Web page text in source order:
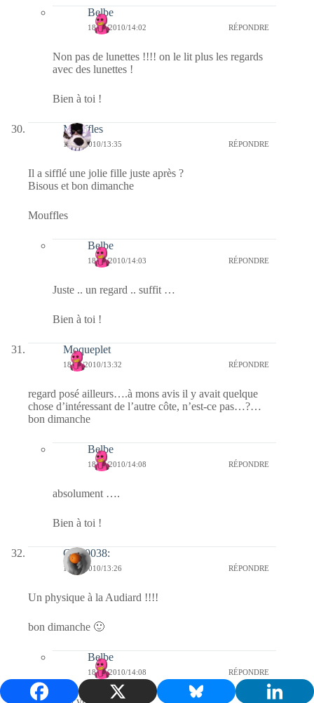
Belbe
18/04/2010/14:02 RÉPONDRE
Non pas de lunettes !!!! on le lit plus les regards
avec des lunettes !
Bien à toi !
Mouffles
18/04/2010/13:35 RÉPONDRE
Il a sifflé une jolie fille juste après ?
Bisous et bon dimanche
Mouffles
Belbe
18/04/2010/14:03 RÉPONDRE
Juste .. un regard .. suffit …
Bien à toi !
Moqueplet
18/04/2010/13:32 RÉPONDRE
regard posé ailleurs….à mons avis il y avait quelque
chose d’intéressant de l’autre côte, n’est-ce pas…?…
bon dimanche
Belbe
18/04/2010/14:08 RÉPONDRE
absolument ….
Bien à toi !
Clo :0038:
18/04/2010/13:26 RÉPONDRE
Un physique à la Audiard !!!!
bon dimanche 🙂
Belbe
18/04/2010/14:08 RÉPONDRE